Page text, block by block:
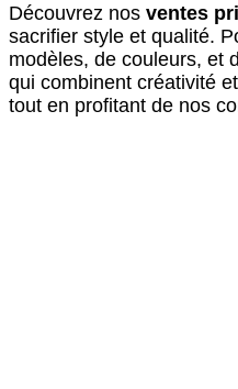
Découvrez nos ventes
sacrifier style et qualité.
modèles, de couleurs, et
qui combinent créativité
tout en profitant de nos